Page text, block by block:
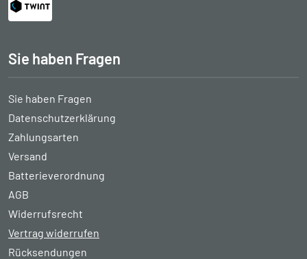
Sie haben Fragen
Sie haben Fragen
Datenschutzerklärung
Zahlungsarten
Versand
Batterieverordnung
AGB
Widerrufsrecht
Vertrag widerrufen
Rücksendungen